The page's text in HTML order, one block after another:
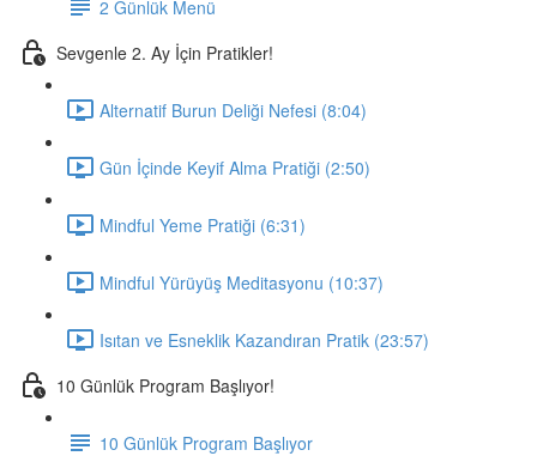
2 Günlük Menü
Sevgenle 2. Ay İçin Pratikler!
Alternatif Burun Deliği Nefesi (8:04)
Gün İçinde Keyif Alma Pratiği (2:50)
Mindful Yeme Pratiği (6:31)
Mindful Yürüyüş Meditasyonu (10:37)
Isıtan ve Esneklik Kazandıran Pratik (23:57)
10 Günlük Program Başlıyor!
10 Günlük Program Başlıyor